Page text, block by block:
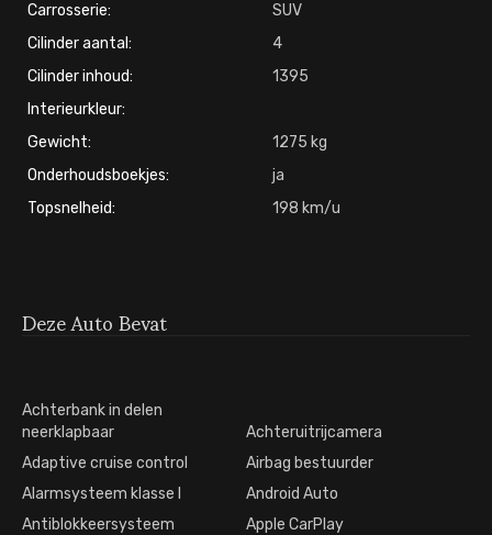
Carrosserie:
SUV
Cilinder aantal:
4
Cilinder inhoud:
1395
Interieurkleur:
Gewicht:
1275
Onderhoudsboekjes:
ja
Topsnelheid:
198
Deze Auto Bevat
Achterbank in delen
neerklapbaar
Achteruitrijcamera
Adaptive cruise control
Airbag bestuurder
Alarmsysteem klasse I
Android Auto
Antiblokkeersysteem
Apple CarPlay